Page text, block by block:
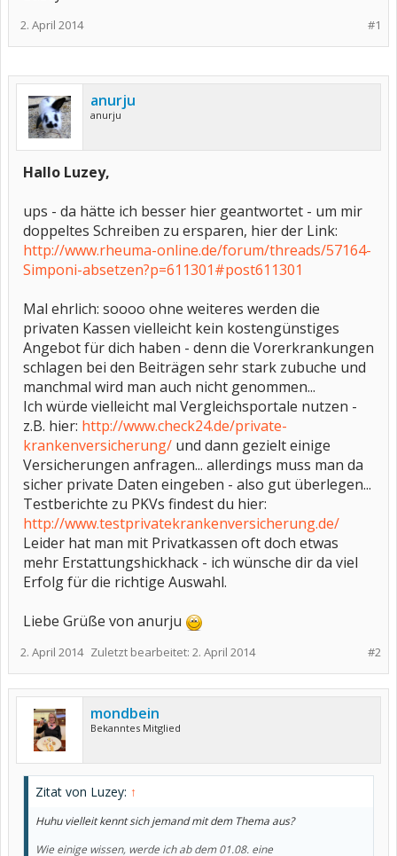
#1
2. April 2014
anurju
anurju
Hallo Luzey,
ups - da hätte ich besser hier geantwortet - um mir
doppeltes Schreiben zu ersparen, hier der Link:
http://www.rheuma-online.de/forum/threads/57164-
Simponi-absetzen?p=611301#post611301
Mal ehrlich: soooo ohne weiteres werden die
privaten Kassen vielleicht kein kostengünstiges
Angebot für dich haben - denn die Vorerkrankungen
schlagen bei den Beiträgen sehr stark zubuche und
manchmal wird man auch nicht genommen...
Ich würde vielleicht mal Vergleichsportale nutzen -
z.B. hier: http://www.check24.de/private-
krankenversicherung/ und dann gezielt einige
Versicherungen anfragen... allerdings muss man da
sicher private Daten eingeben - also gut überlegen...
Testberichte zu PKVs findest du hier:
http://www.testprivatekrankenversicherung.de/
Leider hat man mit Privatkassen oft doch etwas
mehr Erstattungshickhack - ich wünsche dir da viel
Erfolg für die richtige Auswahl.
Liebe Grüße von anurju
#2
2. April 2014 Zuletzt bearbeitet: 2. April 2014
mondbein
Bekanntes Mitglied
Zitat von Luzey: ↑
Huhu vielleit kennt sich jemand mit dem Thema aus?
Wie einige wissen, werde ich ab dem 01.08. eine